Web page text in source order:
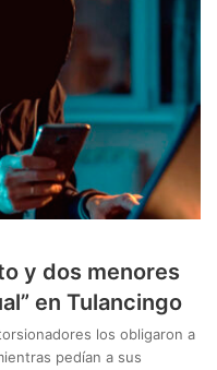
y dos menores
en Tulancingo
los obligaron a
pedían a sus